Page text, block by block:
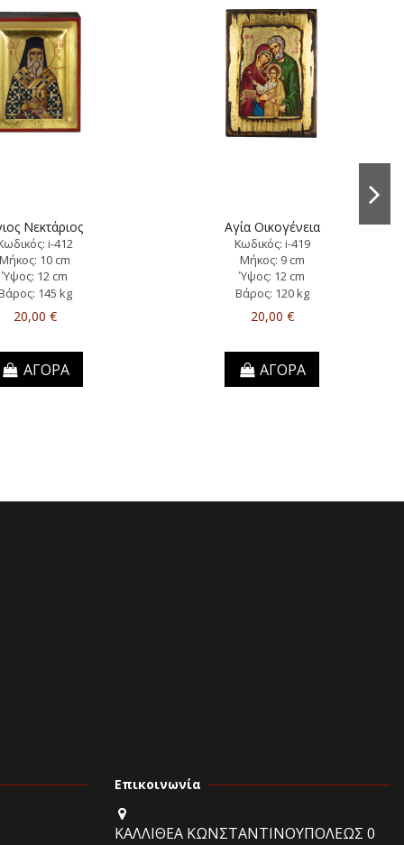
Νεκτάριος
i-412
Μήκος: 10 cm
Ύψος: 12 cm
145 kg
20,00 €
ΑΓΟΡΑ
Αγία Οικογένεια
Κωδικός: i-419
Μήκος: 9 cm
Ύψος: 12 cm
Βάρος: 120 kg
20,00 €
ΑΓΟΡΑ
Επικοινωνία
ΚΑΛΛΙΘΕΑ ΚΩΝΣΤΑΝΤΙΝΟΥΠΟΛΕΩΣ 0